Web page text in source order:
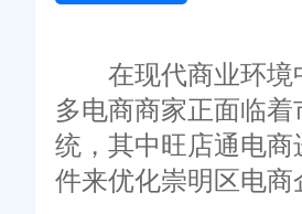
在现代商业环境中
多电商商家正面临
统，其中旺店通电
件来优化崇明区电商